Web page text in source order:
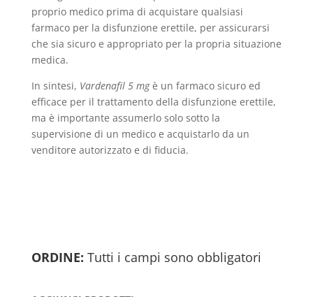
proprio medico prima di acquistare qualsiasi
farmaco per la disfunzione erettile, per assicurarsi
che sia sicuro e appropriato per la propria situazione
medica.
In sintesi, Vardenafil 5 mgè un farmaco sicuro ed
efficace per il trattamento della disfunzione erettile,
ma è importante assumerlo solo sotto la
supervisione di un medico e acquistarlo da un
venditore autorizzato e di fiducia.
ORDINE: Tutti i campi sono obbligatori